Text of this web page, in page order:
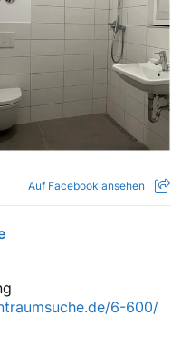
Auf Facebook ansehen
6-600/